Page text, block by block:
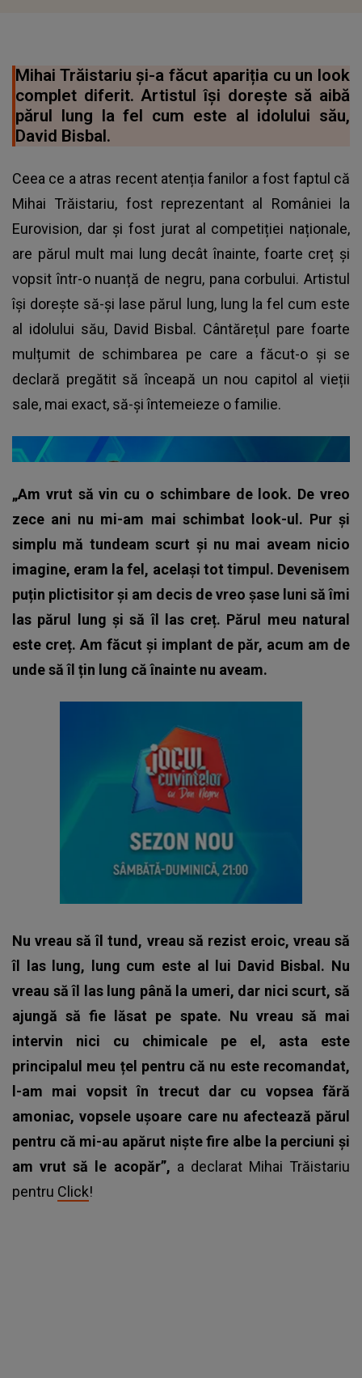
Mihai Trăistariu și-a făcut apariția cu un look
complet diferit. Artistul își dorește să aibă
părul lung la fel cum este al idolului său,
David Bisbal.
Ceea ce a atras recent atenția fanilor a fost faptul că
Mihai Trăistariu, fost reprezentant al României la
Eurovision, dar și fost jurat al competiției naționale,
are părul mult mai lung decât înainte, foarte creț și
vopsit într-o nuanță de negru, pana corbului. Artistul
își dorește să-și lase părul lung, lung la fel cum este
al idolului său, David Bisbal. Cântărețul pare foarte
mulțumit de schimbarea pe care a făcut-o și se
declară pregătit să înceapă un nou capitol al vieții
sale, mai exact, să-și întemeieze o familie.
„Am vrut să vin cu o schimbare de look. De vreo
zece ani nu mi-am mai schimbat look-ul. Pur și
simplu mă tundeam scurt și nu mai aveam nicio
imagine, eram la fel, același tot timpul. Devenisem
puțin plictisitor și am decis de vreo șase luni să îmi
las părul lung și să îl las creț. Părul meu natural
este creț. Am făcut și implant de păr, acum am de
unde să îl țin lung că înainte nu aveam.
Nu vreau să îl tund, vreau să rezist eroic, vreau să
îl las lung, lung cum este al lui David Bisbal. Nu
vreau să îl las lung până la umeri, dar nici scurt, să
ajungă să fie lăsat pe spate. Nu vreau să mai
intervin nici cu chimicale pe el, asta este
principalul meu țel pentru că nu este recomandat,
l-am mai vopsit în trecut dar cu vopsea fără
amoniac, vopsele ușoare care nu afectează părul
pentru că mi-au apărut niște fire albe la perciuni și
am vrut să le acopăr”, a declarat Mihai Trăistariu
pentru Click!